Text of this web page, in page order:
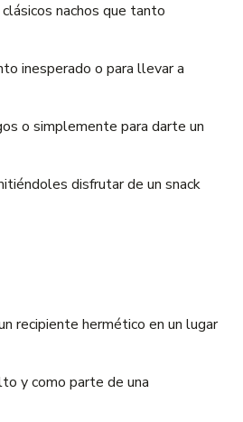
nachos que tanto
inesperado o para llevar a
o simplemente para darte un
disfrutar de un snack
recipiente hermético en un lugar
y como parte de una